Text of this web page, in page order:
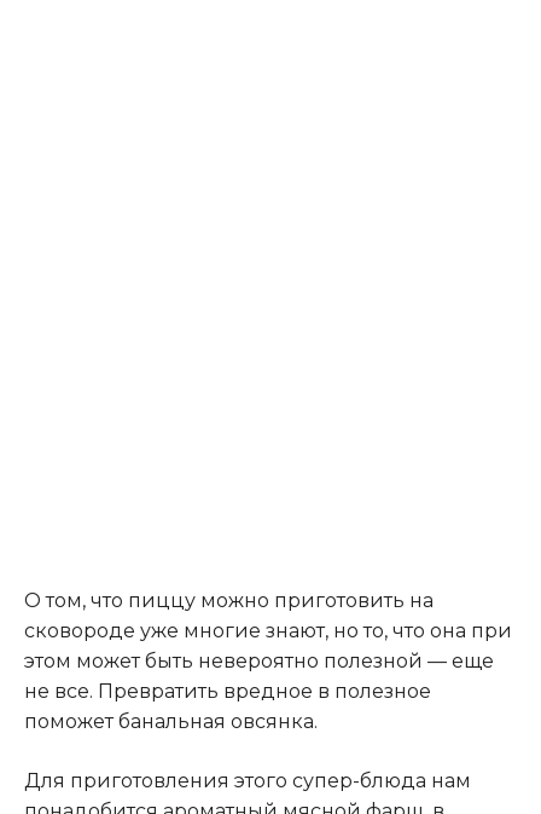
О том, что пиццу можно приготовить на
сковороде уже многие знают, но то, что она при
этом может быть невероятно полезной — еще
не все. Превратить вредное в полезное
поможет банальная овсянка.
Для приготовления этого супер-блюда нам